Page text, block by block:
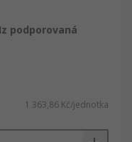
podporovaná
1 363,86 Kč/jednotka